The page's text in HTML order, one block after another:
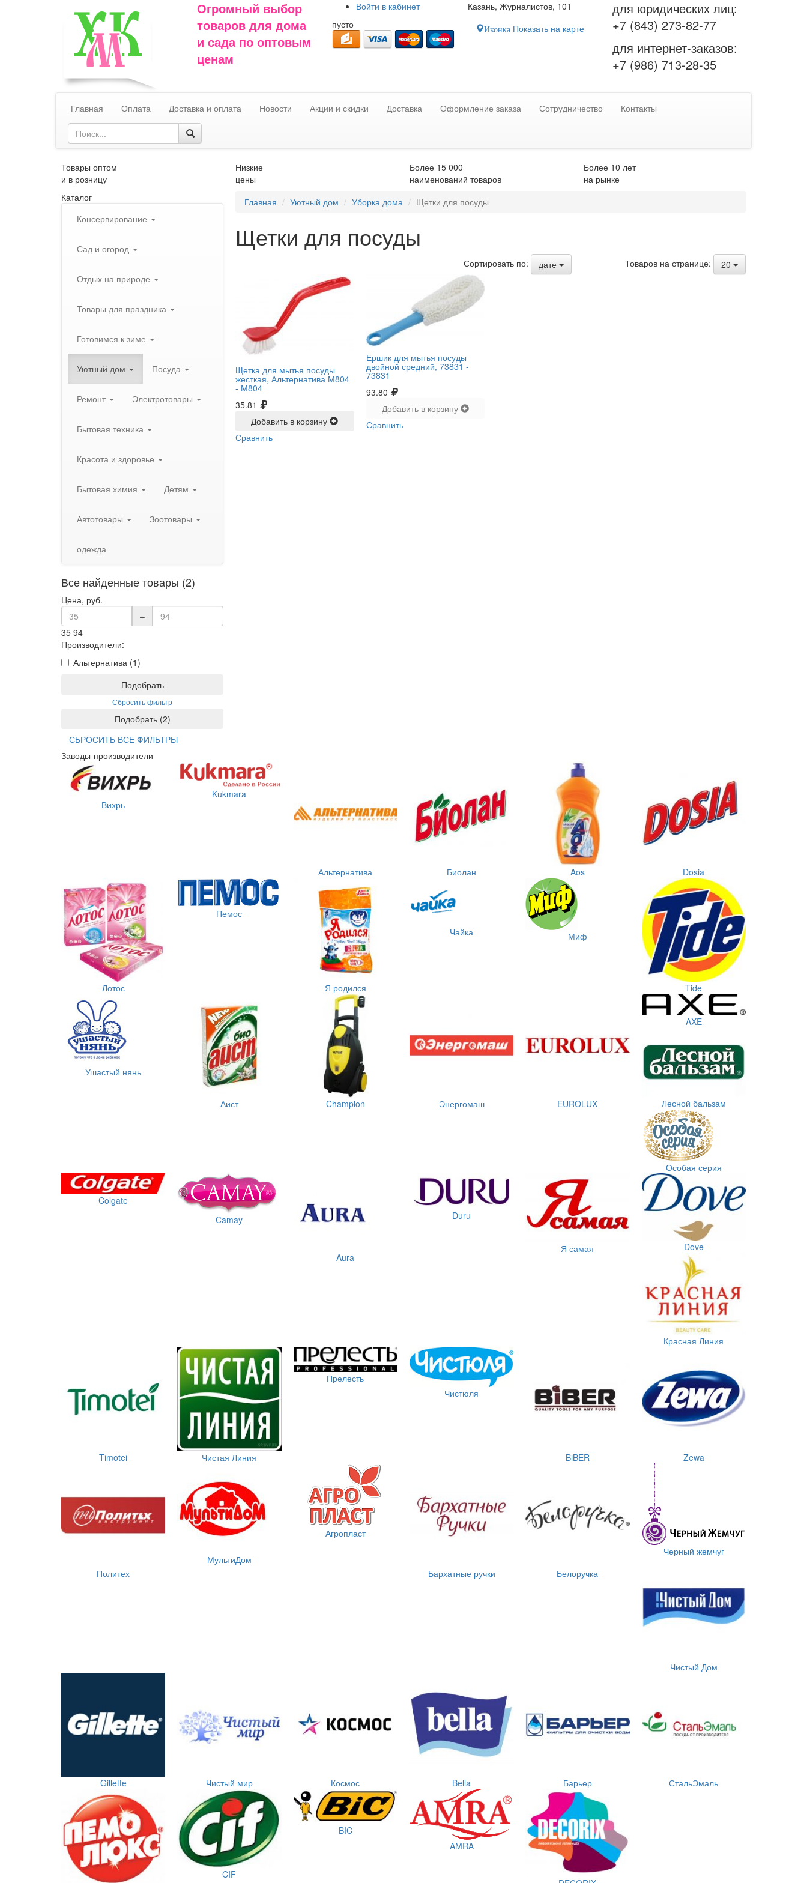
Огромный выбор
товаров для дома
и сада по оптовым
ценам
Войти в кабинет
пусто
Казань, Журналистов, 101
ИконкаПоказать на карте
для юридических лиц:
+7 (843) 273-82-77
для интернет-заказов:
+7 (986) 713-28-35
Главная Оплата Доставка и оплата Новости Акции и скидки Доставка Оформление заказа Сотрудничество Контакты
Товары оптом
и в розницу
Низкие
цены
Более 15 000
наименований товаров
Более 10 лет
на рынке
Каталог
Консервирование
Сад и огород
Отдых на природе
Товары для праздника
Готовимся к зиме
Уютный дом Посуда
Ремонт Электротовары
Бытовая техника
Красота и здоровье
Бытовая химия Детям
Автотовары Зоотовары
одежда
Все найденные товары (2)
Цена, руб.
–
35 94
Производители:
Альтернатива (1)
Подобрать
Сбросить фильтр
Подобрать (2)
СБРОСИТЬ ВСЕ ФИЛЬТРЫ
Главная Уютный дом Уборка дома Щетки для посуды
Щетки для посуды
Сортировать по: дате Товаров на странице: 20
Щетка для мытья посуды
жесткая, Альтернатива М804
- М804
35.81
Добавить в корзину
Сравнить
Ершик для мытья посуды
двойной средний, 73831 -
73831
93.80
Добавить в корзину
Сравнить
Заводы-производители
Вихрь
Kukmara
Альтернатива Биолан Aos Dosia
Лотос
Пемос
Я родился
Чайка Миф
Tide
Ушастый нянь
Аист Champion Энергомаш EUROLUX
AXE
Лесной бальзам
Особая серия
Colgate
Camay
Aura
Duru
Я самая Dove
Красная Линия
Timotei Чистая Линия
Прелесть
Чистюля
BiBER Zewa
Политех
МультиДом
Агропласт
Бархатные ручки Белоручка
Черный жемчуг
Чистый Дом
Gillette Чистый мир Космос Bella Барьер СтальЭмаль
CIF
BIC
AMRA